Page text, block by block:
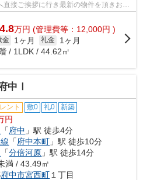
直接ご挨拶に行き最新の物件を頂きお客
万円 (管理費等：12,000円 )
金 1ヶ月 礼金
1ヶ月
/ 1LDK / 44.62㎡
中Ⅰ
ント 敷0 礼0 新築
円
「府中 」駅 徒歩4分
「府中本町 」駅 徒歩10分
「分倍河原 」駅 徒歩14分
満 / 43.49㎡
府中市宮西町 １丁目